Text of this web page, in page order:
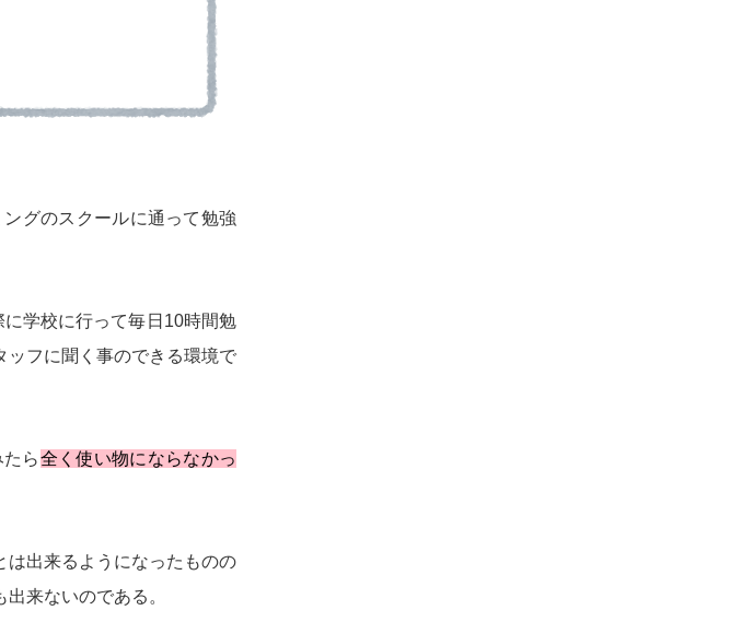
グのスクールに通って勉強
学校に行って毎日10時間勉
ッフに聞く事のできる環境で
ら全く使い物にならなかっ
は出来るようになったものの
来ないのである。